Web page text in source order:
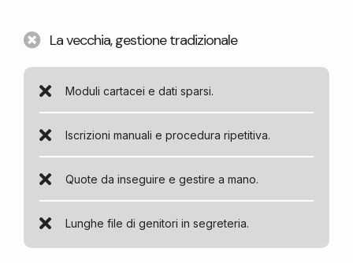
La vecchia, gestione tradizionale
Moduli cartacei e dati sparsi.
Iscrizioni manuali e procedura ripetitiva.
Quote da inseguire e gestire a mano.
Lunghe file di genitori in segreteria.